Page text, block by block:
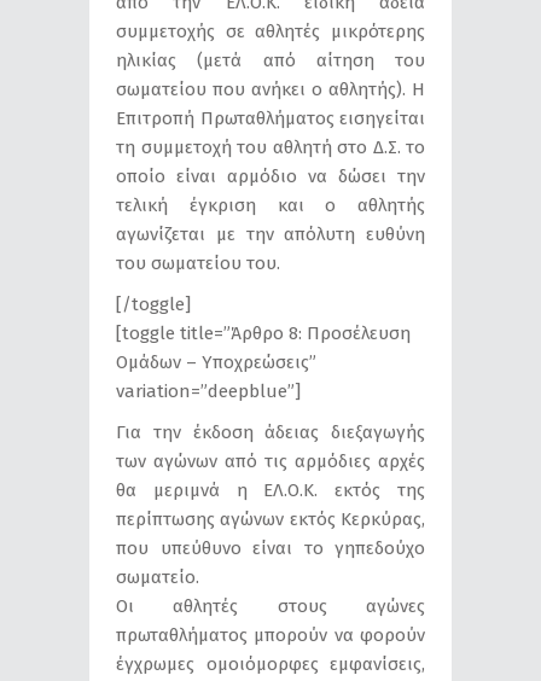
συμμετοχής σε αθλητές μικρότερης
ηλικίας (μετά από αίτηση του
σωματείου που ανήκει ο αθλητής). Η
Επιτροπή Πρωταθλήματος εισηγείται
τη συμμετοχή του αθλητή στο Δ.Σ. το
οποίο είναι αρμόδιο να δώσει την
τελική έγκριση και ο αθλητής
αγωνίζεται με την απόλυτη ευθύνη
του σωματείου του.
[/toggle]
[toggle title=”Άρθρο 8: Προσέλευση
Ομάδων – Υποχρεώσεις”
variation=”deepblue”]
Για την έκδοση άδειας διεξαγωγής
των αγώνων από τις αρμόδιες αρχές
θα μεριμνά η ΕΛ.Ο.Κ. εκτός της
περίπτωσης αγώνων εκτός Κερκύρας,
που υπεύθυνο είναι το γηπεδούχο
σωματείο.
Οι αθλητές στους αγώνες
πρωταθλήματος μπορούν να φορούν
έγχρωμες ομοιόμορφες εμφανίσεις,